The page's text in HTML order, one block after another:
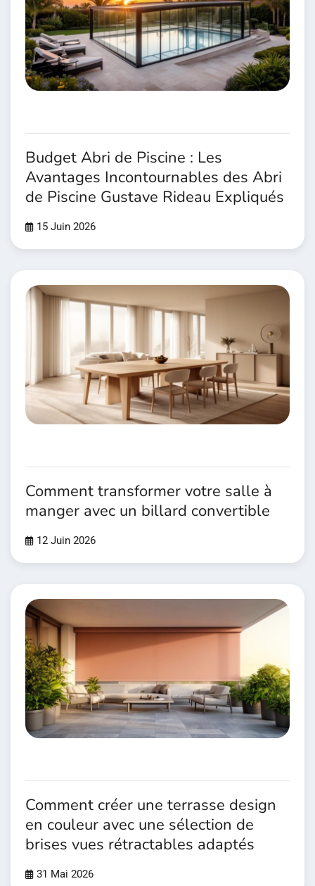
Budget Abri de Piscine : Les
Avantages Incontournables des Abri
de Piscine Gustave Rideau Expliqués
15 Juin 2026
Comment transformer votre salle à
manger avec un billard convertible
12 Juin 2026
Comment créer une terrasse design
en couleur avec une sélection de
brises vues rétractables adaptés
31 Mai 2026